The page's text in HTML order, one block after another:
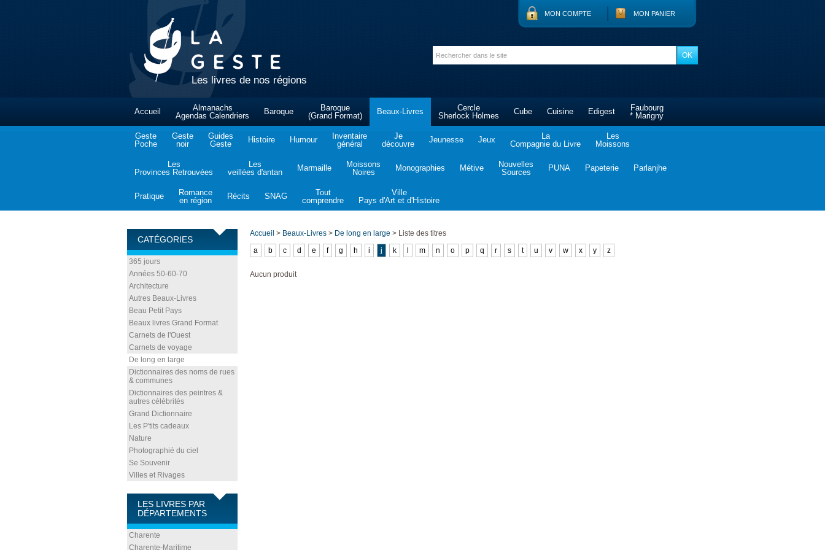
Les livres de nos régions
MON COMPTE MON PANIER
Accueil
Almanachs
Agendas Calendriers
Baroque
Baroque
(Grand Format)
Beaux-Livres
Cercle
Sherlock Holmes
Cube Cuisine Edigest
Faubourg
* Marigny
Geste
Poche
Geste
noir
Guides
Geste
Histoire Humour
Inventaire
général
Je
découvre
Jeunesse Jeux
La
Compagnie du Livre
Les
Moissons
Les
Provinces Retrouvées
Les
veillées d'antan
Marmaille
Moissons
Noires
Monographies Métive
Nouvelles
Sources
PUNA Papeterie Parlanjhe
Pratique
Romance
en région
Récits SNAG
Tout
comprendre
Ville
Pays d'Art et d'Histoire
CATÉGORIES
365 jours
Années 50-60-70
Architecture
Autres Beaux-Livres
Beau Petit Pays
Beaux livres Grand Format
Carnets de l'Ouest
Carnets de voyage
De long en large
Dictionnaires des noms de rues
& communes
Dictionnaires des peintres &
autres célébrités
Grand Dictionnaire
Les P'tits cadeaux
Nature
Photographié du ciel
Se Souvenir
Villes et Rivages
LES LIVRES PAR
DÉPARTEMENTS
Charente
Charente-Maritime
Accueil > Beaux-Livres > De long en large > Liste des titres
a
b c d e f g h i j k m n o p q r s t u v w x y z
Aucun produit